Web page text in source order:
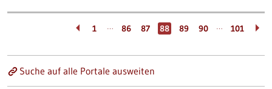
1 … 86 87 88 89 90 … 101
Suche auf alle Portale ausweiten